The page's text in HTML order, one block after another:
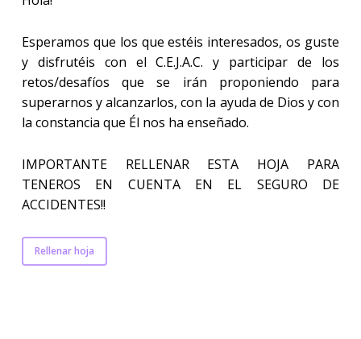
Esperamos que los que estéis interesados, os guste
y disfrutéis con el C.E.J.A.C. y participar de los
retos/desafíos que se irán proponiendo para
superarnos y alcanzarlos, con la ayuda de Dios y con
la constancia que Él nos ha enseñado.
IMPORTANTE RELLENAR ESTA HOJA PARA
TENEROS EN CUENTA EN EL SEGURO DE
ACCIDENTES!!
Rellenar hoja